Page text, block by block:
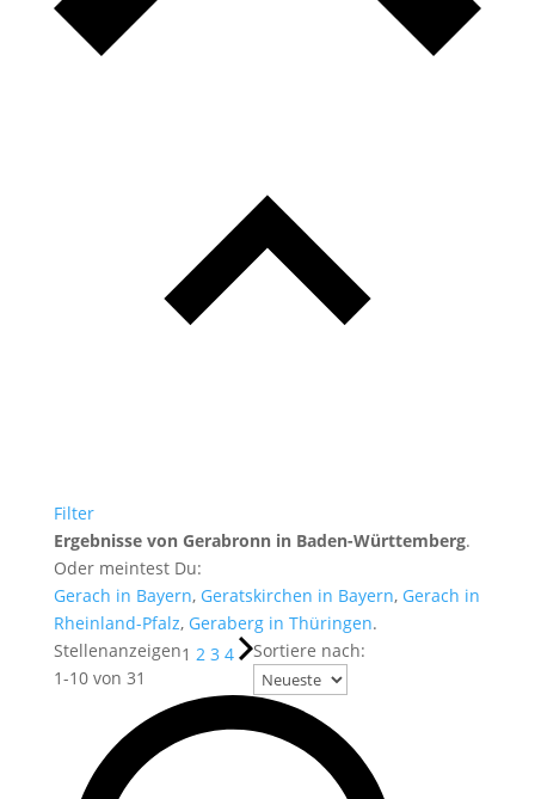
Filter
Ergebnisse von Gerabronn in Baden-Württemberg.
Oder meintest Du:
Gerach in Bayern, Geratskirchen in Bayern, Gerach in
Rheinland-Pfalz, Geraberg in Thüringen.
Stellenanzeigen
1-10von 31
1 2 3 4 Sortiere nach: